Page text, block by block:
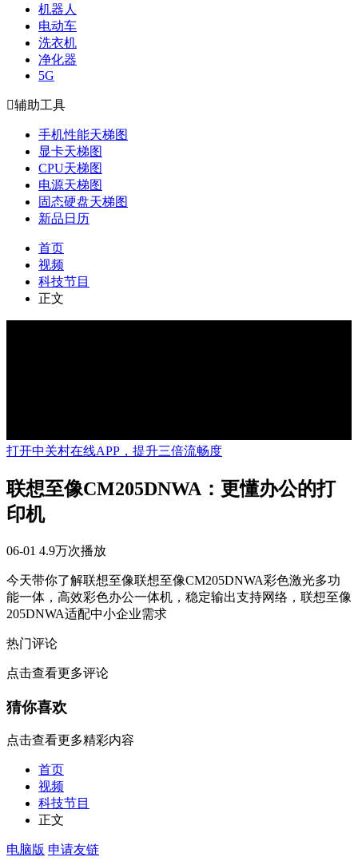
机器人
电动车
洗衣机
净化器
5G
辅助工具
手机性能天梯图
显卡天梯图
CPU天梯图
电源天梯图
固态硬盘天梯图
新品日历
首页
视频
科技节目
正文
打开中关村在线APP，提升三倍流畅度
联想至像CM205DNWA：更懂办公的打
印机
06-01 4.9万次播放
今天带你了解联想至像联想至像CM205DNWA彩色激光多功
能一体，高效彩色办公一体机，稳定输出支持网络，联想至像
205DNWA适配中小企业需求
热门评论
点击查看更多评论
猜你喜欢
点击查看更多精彩内容
首页
视频
科技节目
正文
电脑版 申请友链